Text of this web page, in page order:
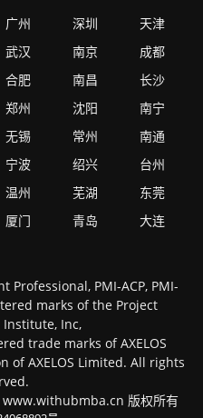
广州 深圳
天津
武汉 南京
成都
合肥 南昌
长沙
郑州 沈阳
南宁
无锡 常州
南通
宁波 绍兴
台州
温州 芜湖
东莞
厦门 青岛 大连
Professional, PMI-ACP, PMI-
marks of the Project
Inc,
trade marks of AXELOS
of AXELOS Limited. All rights
www.withubmba.cn 版权所有